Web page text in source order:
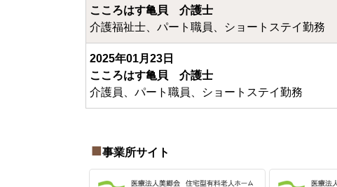
こころはす亀貝 介護士
介護福祉士、パート職員、ショートステイ勤務
2025年01月23日
こころはす亀貝 介護士
介護員、パート職員、ショートステイ勤務
事業所サイト